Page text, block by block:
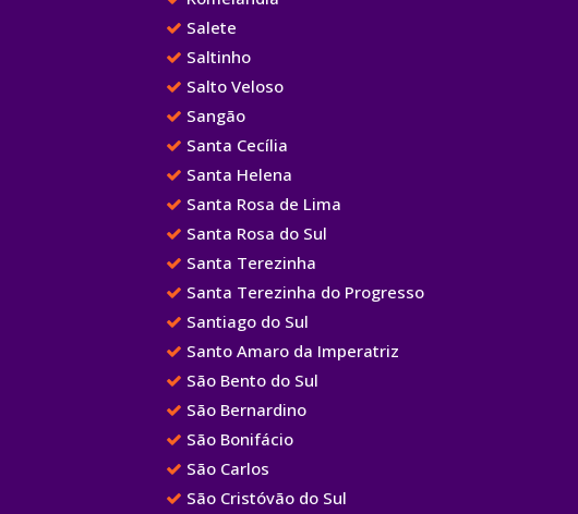
Salete
Saltinho
Salto Veloso
Sangão
Santa Cecília
Santa Helena
Santa Rosa de Lima
Santa Rosa do Sul
Santa Terezinha
Santa Terezinha do Progresso
Santiago do Sul
Santo Amaro da Imperatriz
São Bento do Sul
São Bernardino
São Bonifácio
São Carlos
São Cristóvão do Sul